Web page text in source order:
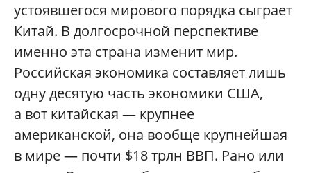
устоявшегося мирового порядка сыграет
Китай. В долгосрочной перспективе
именно эта страна изменит мир.
Российская экономика составляет лишь
одну десятую часть экономики США,
а вот китайская — крупнее
американской, она вообще крупнейшая
в мире — почти $18 трлн ВВП. Рано или